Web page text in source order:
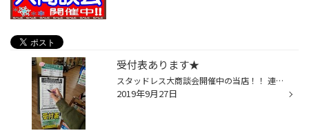
受付表あります★
スタッドレス大商談会開催中の当店！！ 連日たくさんの方にご来店いただいております★ ありがとうございます（＾＾）！！ お客様が集中してしまうと… お声がけが遅くなってしまう場合があります。 大変申し訳ございませんが… 受付表設置していますので記入の上お待ちください。 順番にお伺いします...
2019年9月27日